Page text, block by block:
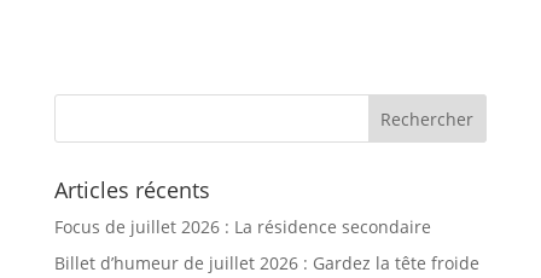
Articles récents
Focus de juillet 2026 : La résidence secondaire
Billet d’humeur de juillet 2026 : Gardez la tête froide